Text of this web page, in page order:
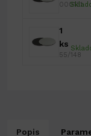
000131
1
ks
55/148
Popis